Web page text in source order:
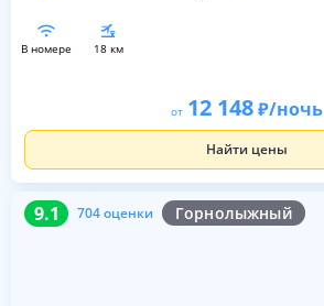
в номере 18 км
от 12 148 /ночь
Найти цены
9.1 704 оценки Горнолыжный
9.1 704 оценки